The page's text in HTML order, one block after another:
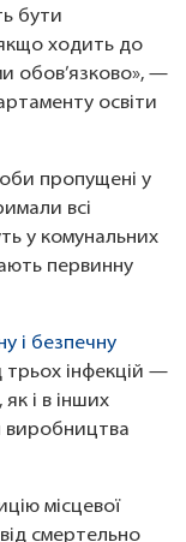
бути
якщо ходить до
обов’язково», —
освіти
пропущені у
всі
у комунальних
первинну
і безпечну
інфекцій —
і в інших
виробництва
місцевої
смертельно